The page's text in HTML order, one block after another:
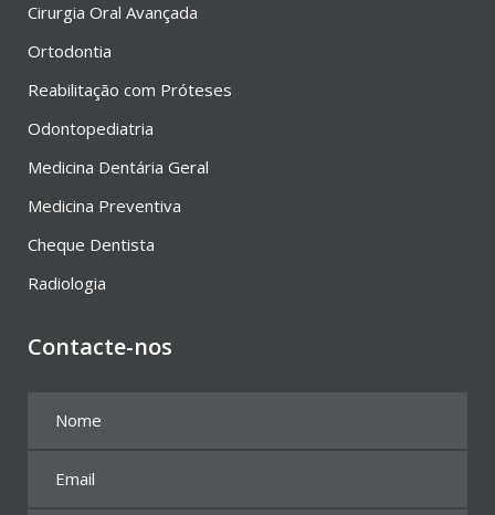
Cirurgia Oral Avançada
Ortodontia
Reabilitação com Próteses
Odontopediatria
Medicina Dentária Geral
Medicina Preventiva
Cheque Dentista
Radiologia
Contacte-nos